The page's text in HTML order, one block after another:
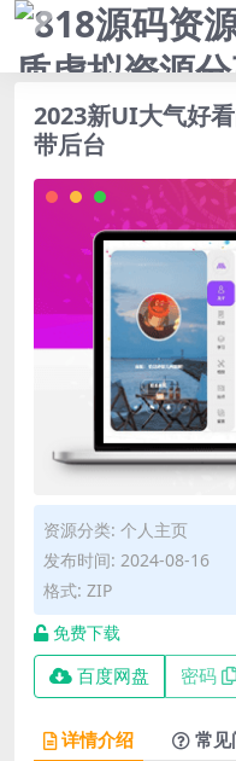
2023新UI大气好
带后台
资源分类: 个人主页
发布时间: 2024-08-16
格式: ZIP
免费下载
百度网盘 密码
详情介绍 常见